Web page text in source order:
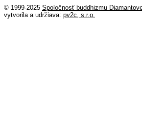
© 1999-2025 Spoločnosť buddhizmu
vytvorila a udržiava: pv2c, s.r.o.